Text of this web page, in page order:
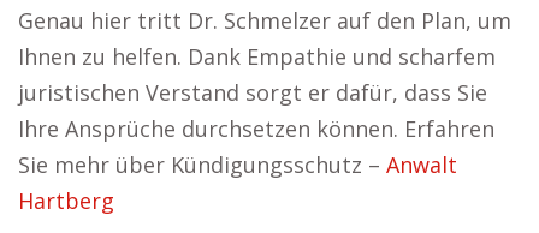
Genau hier tritt Dr. Schmelzer auf den Plan, um
Ihnen zu helfen. Dank Empathie und scharfem
juristischen Verstand sorgt er dafür, dass Sie
Ihre Ansprüche durchsetzen können. Erfahren
Sie mehr über Kündigungsschutz – Anwalt
Hartberg